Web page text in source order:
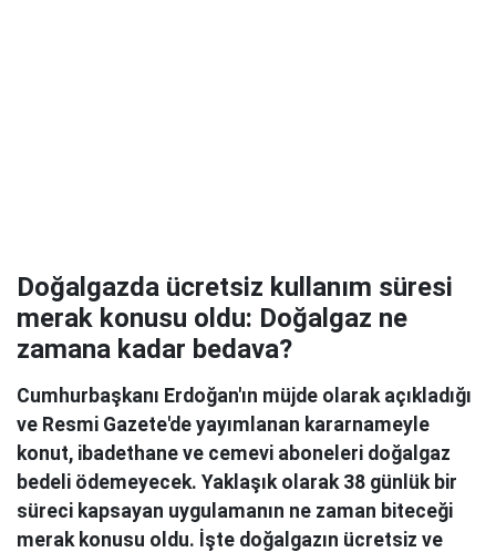
Doğalgazda ücretsiz kullanım süresi
merak konusu oldu: Doğalgaz ne
zamana kadar bedava?
Cumhurbaşkanı Erdoğan'ın müjde olarak açıkladığı
ve Resmi Gazete'de yayımlanan kararnameyle
konut, ibadethane ve cemevi aboneleri doğalgaz
bedeli ödemeyecek. Yaklaşık olarak 38 günlük bir
süreci kapsayan uygulamanın ne zaman biteceği
merak konusu oldu. İşte doğalgazın ücretsiz ve